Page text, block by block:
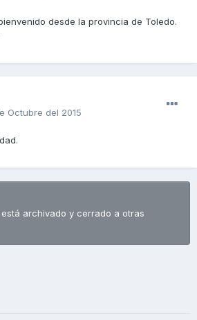
desde la provincia de Toledo.
Octubre del 2015
está archivado y cerrado a otras